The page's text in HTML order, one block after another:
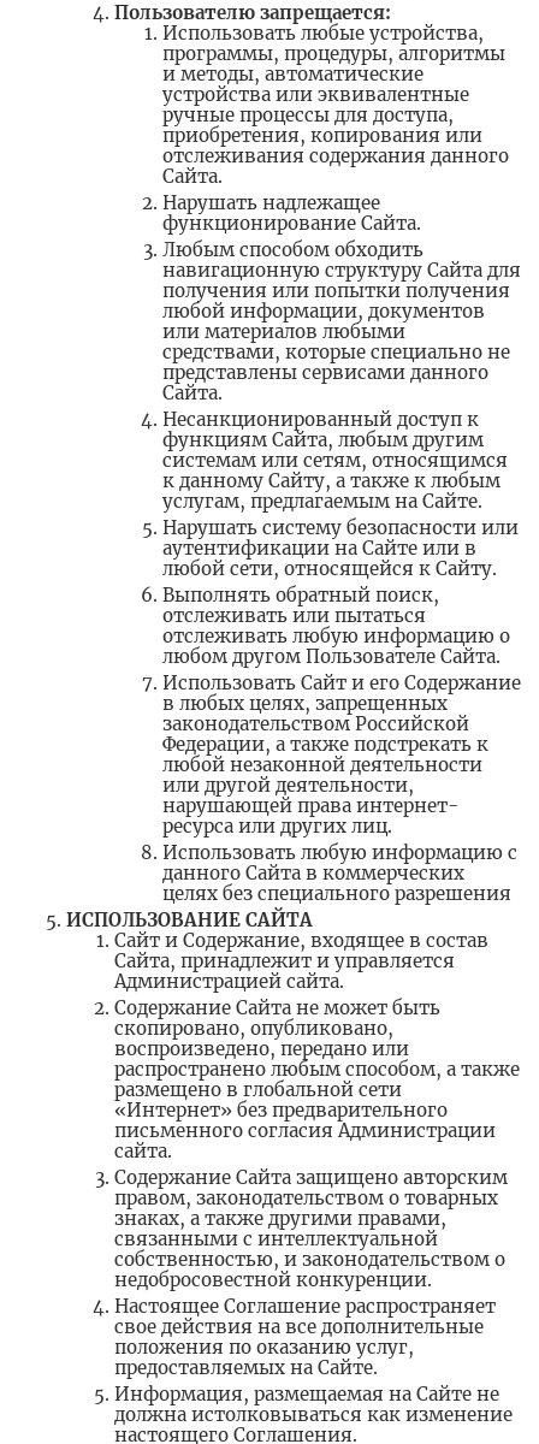
Пользователю запрещается:
Использовать любые устройства,
программы, процедуры, алгоритмы
и методы, автоматические
устройства или эквивалентные
ручные процессы для доступа,
приобретения, копирования или
отслеживания содержания данного
Сайта.
Нарушать надлежащее
функционирование Сайта.
Любым способом обходить
навигационную структуру Сайта для
получения или попытки получения
любой информации, документов
или материалов любыми
средствами, которые специально не
представлены сервисами данного
Сайта.
Несанкционированный доступ к
функциям Сайта, любым другим
системам или сетям, относящимся
к данному Сайту, а также к любым
услугам, предлагаемым на Сайте.
Нарушать систему безопасности или
аутентификации на Сайте или в
любой сети, относящейся к Сайту.
Выполнять обратный поиск,
отслеживать или пытаться
отслеживать любую информацию о
любом другом Пользователе Сайта.
Использовать Сайт и его Содержание
в любых целях, запрещенных
законодательством Российской
Федерации, а также подстрекать к
любой незаконной деятельности
или другой деятельности,
нарушающей права интернет-
ресурса или других лиц.
Использовать любую информацию с
данного Сайта в коммерческих
целях без специального разрешения
ИСПОЛЬЗОВАНИЕ САЙТА
Сайт и Содержание, входящее в состав
Сайта, принадлежит и управляется
Администрацией сайта.
Содержание Сайта не может быть
скопировано, опубликовано,
воспроизведено, передано или
распространено любым способом, а также
размещено в глобальной сети
«Интернет» без предварительного
письменного согласия Администрации
сайта.
Содержание Сайта защищено авторским
правом, законодательством о товарных
знаках, а также другими правами,
связанными с интеллектуальной
собственностью, и законодательством о
недобросовестной конкуренции.
Настоящее Соглашение распространяет
свое действия на все дополнительные
положения по оказанию услуг,
предоставляемых на Сайте.
Информация, размещаемая на Сайте не
должна истолковываться как изменение
настоящего Соглашения.